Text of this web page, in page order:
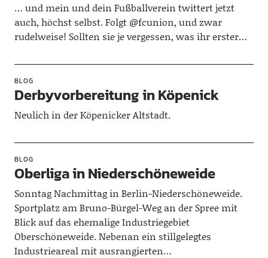
… und mein und dein Fußballverein twittert jetzt
auch, höchst selbst. Folgt @fcunion, und zwar
rudelweise! Sollten sie je vergessen, was ihr erster…
BLOG
Derbyvorbereitung in Köpenick
Neulich in der Köpenicker Altstadt.
BLOG
Oberliga in Niederschöneweide
Sonntag Nachmittag in Berlin-Niederschöneweide.
Sportplatz am Bruno-Bürgel-Weg an der Spree mit
Blick auf das ehemalige Industriegebiet
Oberschöneweide. Nebenan ein stillgelegtes
Industrieareal mit ausrangierten…